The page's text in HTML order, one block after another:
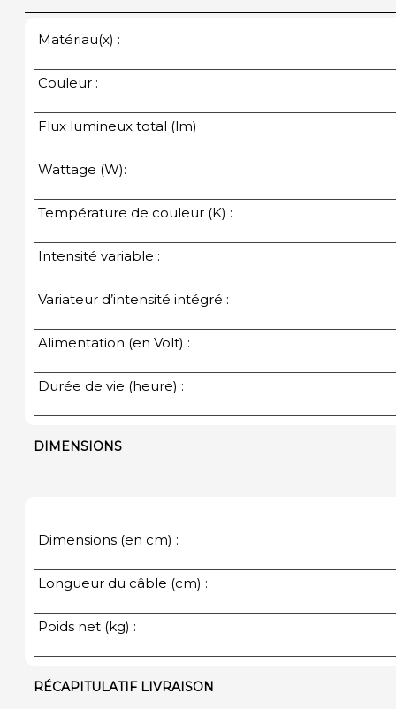
Matériau(x) :
Couleur :
Flux lumineux total (lm) :
Wattage (W):
Température de couleur (K) :
Intensité variable :
Variateur d’intensité intégré :
Alimentation (en Volt) :
Durée de vie (heure) :
DIMENSIONS
Dimensions (en cm) :
Longueur du câble (cm) :
Poids net (kg) :
RÉCAPITULATIF LIVRAISON